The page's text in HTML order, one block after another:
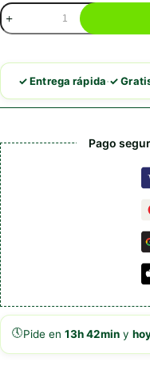
Ownat
Care
Weight
cantidad
✓ Entrega rápida·✓
Pago
🕔Pide en 13h 42min y